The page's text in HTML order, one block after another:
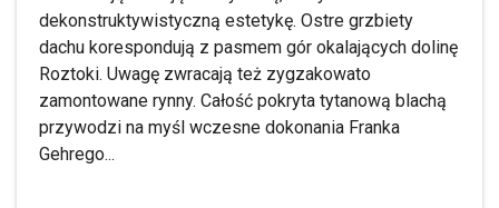
dekonstruktywistyczną estetykę. Ostre grzbiety
dachu korespondują z pasmem gór okalających dolinę
Roztoki. Uwagę zwracają też zygzakowato
zamontowane rynny. Całość pokryta tytanową blachą
przywodzi na myśl wczesne dokonania Franka
Gehrego...